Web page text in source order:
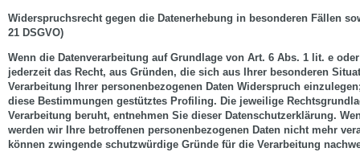
Widerspruchsrecht gegen die Datenerhebung in besonderen Fällen
21 DSGVO)
Wenn die Datenverarbeitung auf Grundlage von Art. 6 Abs. 1 lit. e
jederzeit das Recht, aus Gründen, die sich aus Ihrer besonderen
Verarbeitung Ihrer personenbezogenen Daten Widerspruch
diese Bestimmungen gestütztes Profiling. Die jeweilige
Verarbeitung beruht, entnehmen Sie dieser Datenschutzerklärung.
werden wir Ihre betroffenen personenbezogenen Daten nicht mehr
können zwingende schutzwürdige Gründe für die Verarbeitung